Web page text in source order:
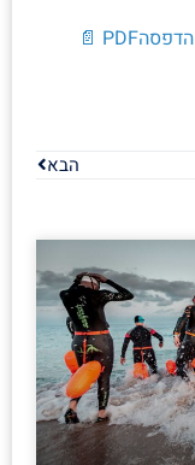
הדפסהPDF 📄
הבא